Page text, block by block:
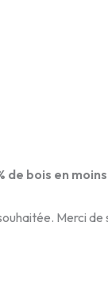
de bois en moins
Merci de